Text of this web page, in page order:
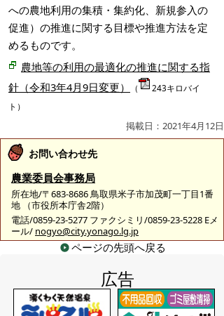
への農地利用の集積・集約化、新規参入の
促進）の推進に関する目標や推進方法を定
めるものです。
農地等の利用の最適化の推進に関する指
針（令和3年4月9日変更）
（
243キロバイ
ト）
掲載日：2021年4月12日
お問い合わせ先
農業委員会事務局
所在地/〒683-8686 鳥取県米子市加茂町一丁目1番
地 （市役所本庁舎2階）
電話/0859-23-5277 ファクシミリ/0859-23-5228 Eメ
ール/ nogyo@city.yonago.lg.jp
ページの先頭へ戻る
広告